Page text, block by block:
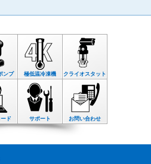
ンプ 極低温冷凍機 クライオスタット
ド サポート お問い合わせ